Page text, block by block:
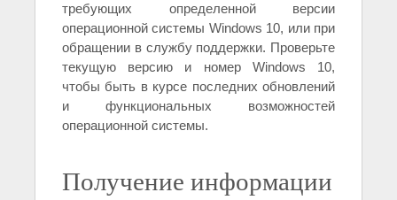
требующих определенной версии
операционной системы Windows 10, или при
обращении в службу поддержки. Проверьте
текущую версию и номер Windows 10,
чтобы быть в курсе последних обновлений
и функциональных возможностей
операционной системы.
Получение информации